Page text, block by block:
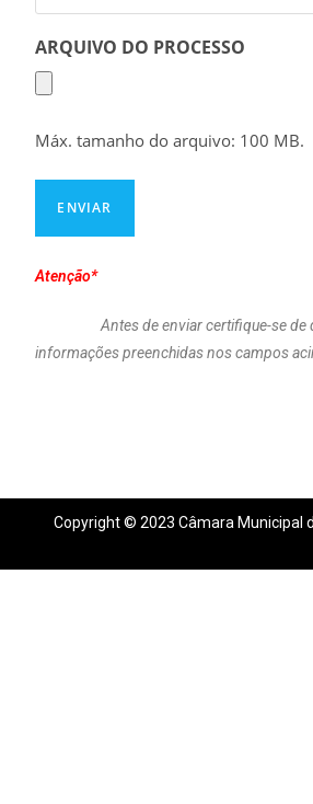
ARQUIVO DO PROCESSO
Máx. tamanho do arquivo: 100 MB.
Atenção*
Antes de enviar certifique-se de
informações preenchidas nos campos
Copyright © 2023 Câmara Municipal